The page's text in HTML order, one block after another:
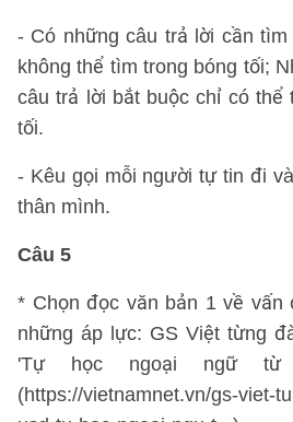
- Có những câu trả lời cần
không thể tìm trong bóng tối;
câu trả lời bắt buộc chỉ có thể
tối.
- Kêu gọi mỗi người tự tin đi
thân mình.
Câu 5
* Chọn đọc văn bản 1 về vấn
những áp lực: GS Việt từng
'Tự học ngoại ngữ từ
(https://vietnamnet.vn/gs-viet-